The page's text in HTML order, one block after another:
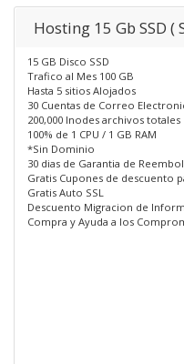
Hosting 15 Gb SSD (
15 GB Disco SSD
Trafico al Mes 100 GB
Hasta 5 sitios Alojados
30 Cuentas de Correo
200,000 Inodes archivos totales
100% de 1 CPU / 1 GB RAM
*Sin Dominio
30 dias de Garantia de
Gratis Cupones de descuento
Gratis Auto SSL
Descuento Migracion de
Compra y Ayuda a los